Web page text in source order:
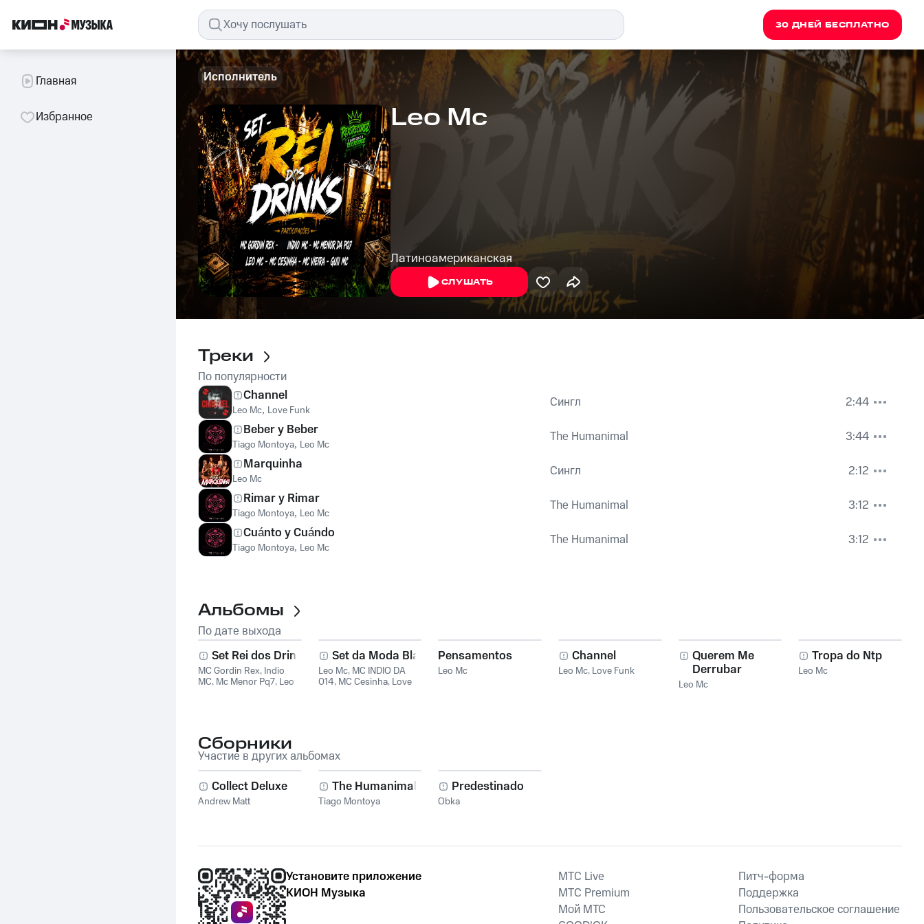
30 ДНЕЙ БЕСПЛАТНО
Главная
Избранное
Исполнитель
Leo Mc
Латиноамериканская
СЛУШАТЬ
Треки
По популярности
Channel
Leo Mc, Love Funk Сингл
2:44
Beber y Beber
Tiago Montoya, Leo Mc The Humanimal
3:44
Marquinha
Leo Mc Сингл
2:12
Rimar y Rimar
Tiago Montoya, Leo Mc The Humanimal
3:12
Cuánto y Cuándo
Tiago Montoya, Leo Mc The Humanimal 3:12
Альбомы
По дате выхода
Set Rei dos Drinks
MC Gordin Rex, Indio
MC, Mc Menor Pq7, Leo
Set da Moda Black
Leo Mc, MC INDIO DA
014, MC Cesinha, Love
Pensamentos
Leo Mc
Channel
Leo Mc, Love Funk
Querem Me
Derrubar
Leo Mc
Tropa do Ntp
Leo Mc
Сборники
Участие в других альбомах
Collect Deluxe
Andrew Matt
The Humanimal
Tiago Montoya
Predestinado
Obka
Установите приложение
КИОН Музыка
MTС Live
MTС Premium
Мой МТС
Питч-форма
Поддержка
Пользовательское соглашение